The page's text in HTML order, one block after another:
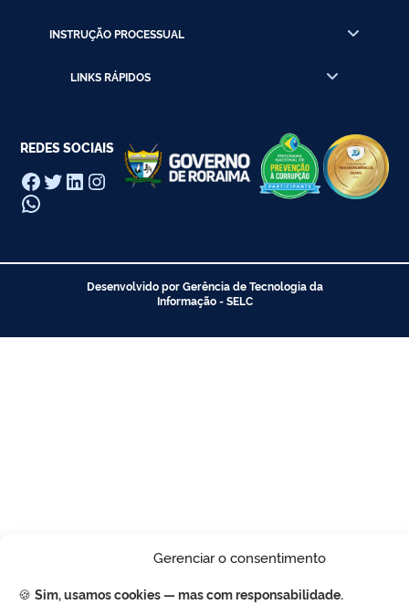
Gerenciar o consentimento
🍪 Sim, usamos cookies — mas com responsabilidade.
INSTRUÇÃO PROCESSUAL
LINKS RÁPIDOS
REDES SOCIAIS
Facebook
Twitter
LinkedIn
Instagram
WhatsApp
Desenvolvido por Gerência de Tecnologia da
Informação - SELC